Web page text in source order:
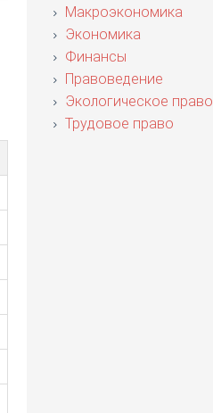
Макроэкономика
Экономика
Финансы
Правоведение
Экологическое право
Трудовое право